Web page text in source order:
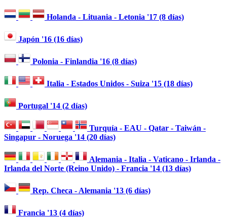
Holanda - Lituania - Letonia '17 (8 días)
Japón '16 (16 días)
Polonia - Finlandia '16 (8 días)
Italia - Estados Unidos - Suiza '15 (18 días)
Portugal '14 (2 días)
Turquía - EAU - Qatar - Taiwán -
Singapur - Noruega '14 (20 días)
Alemania - Italia - Vaticano - Irlanda -
Irlanda del Norte (Reino Unido) - Francia '14 (13 días)
Rep. Checa - Alemania '13 (6 días)
Francia '13 (4 días)